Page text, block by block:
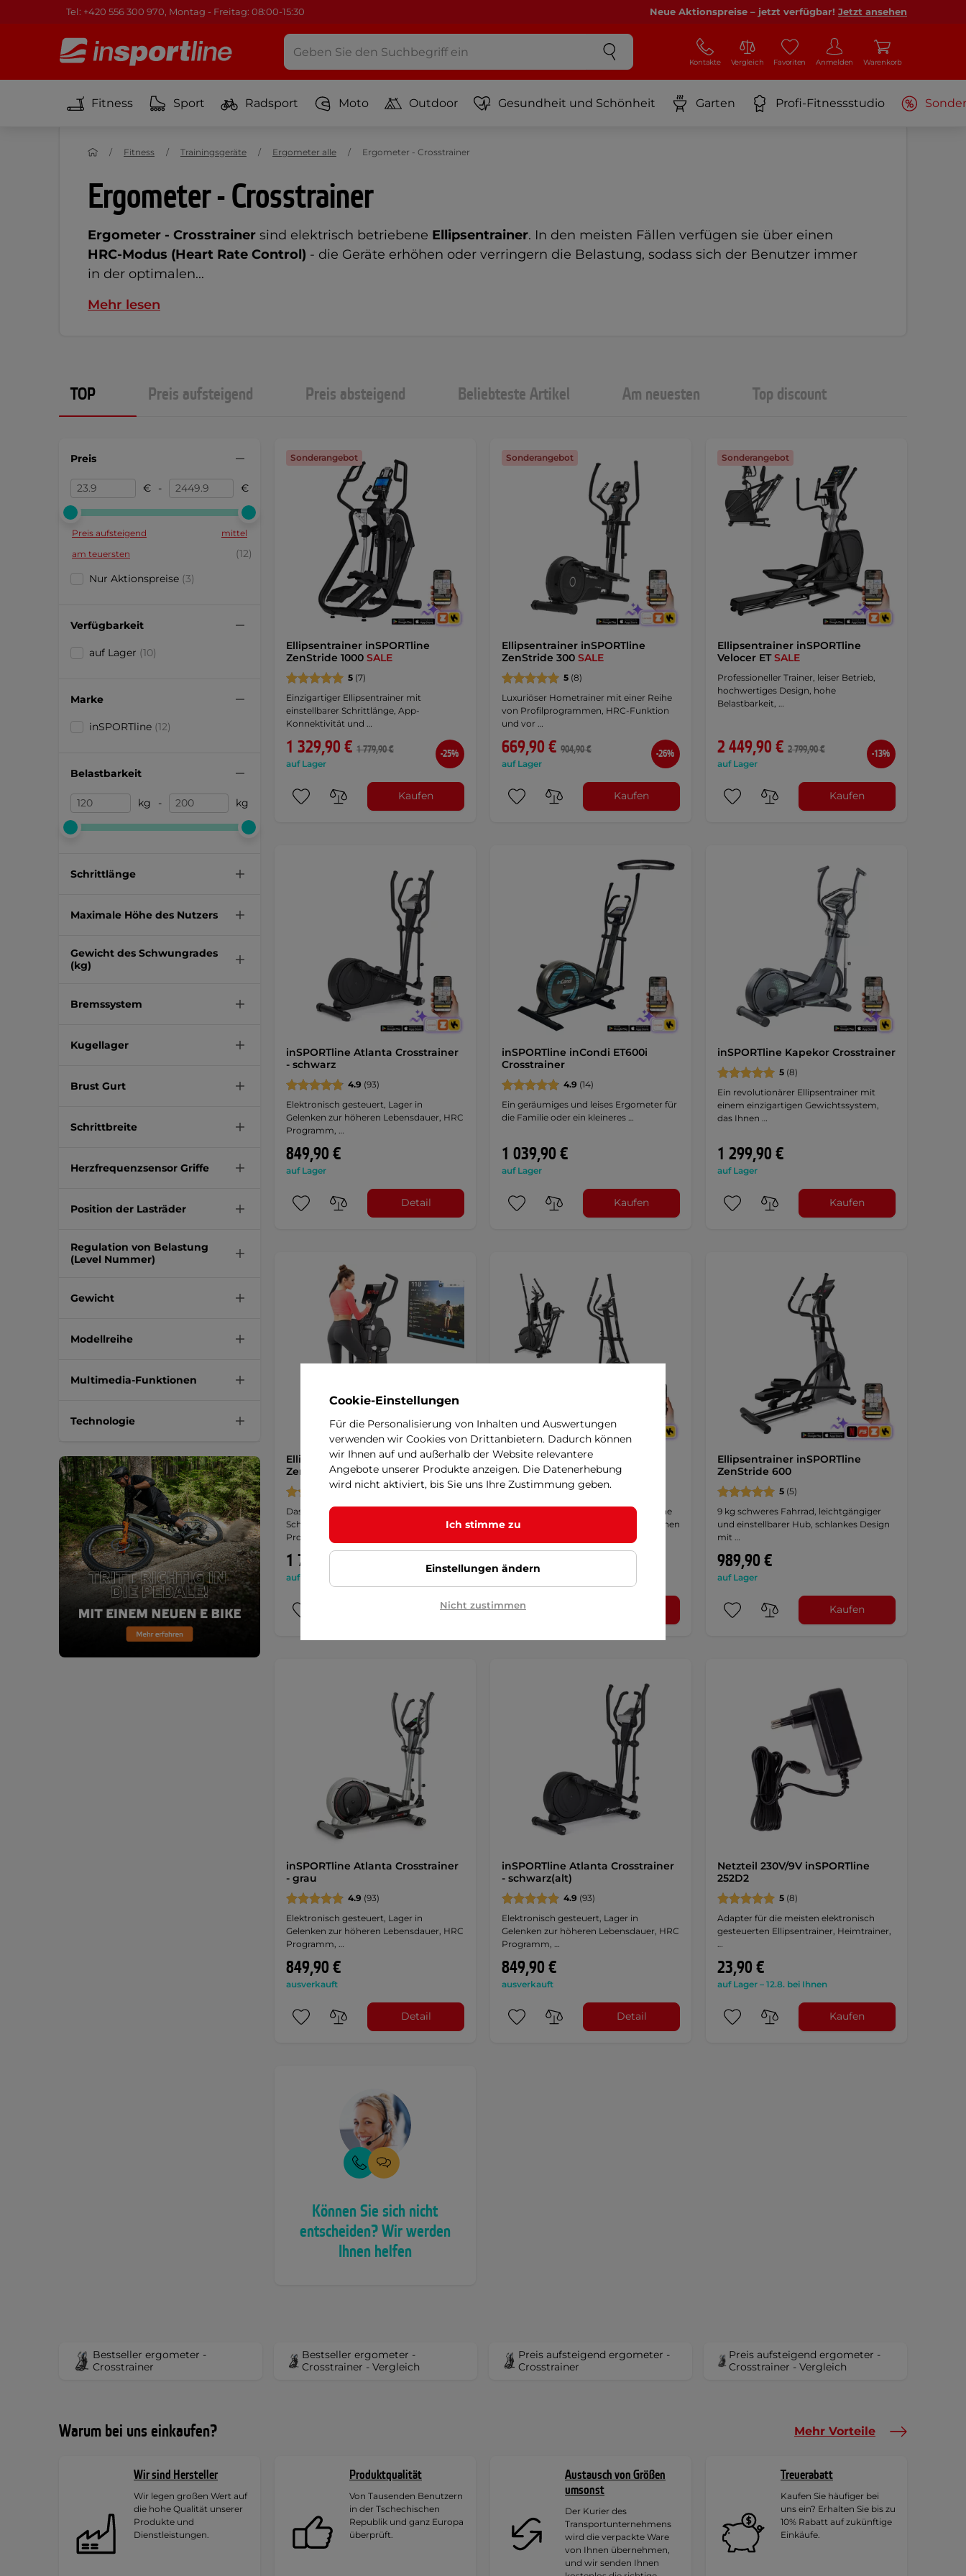
Tel: +420 556 300 970, Montag - Freitag: 08:00-15:30 Neue Aktionspreise – jetzt verfügbar! Jetzt ansehen
Kontakte Vergleich Favoriten Anmelden Warenkorb
Fitness Sport Radsport Moto Outdoor Gesundheit und Schönheit Garten Profi-Fitnessstudio
Ergometer - Crosstrainer
Ergometer - Crosstrainer sind elektrisch betriebene Ellipsentrainer. In den meisten Fällen verfügen sie über einen
HRC-Modus (Heart Rate Control) - die Geräte erhöhen oder verringern die Belastung, sodass sich der Benutzer immer
in der optimalen...
Mehr lesen
Fitness Trainingsgeräte Ergometer alle Ergometer - Crosstrainer
TOP Preis aufsteigend Preis absteigend Beliebteste Artikel Am neuesten Top discount
Preis
€ - €
Preis aufsteigend
mittel
am teuersten
(12)
Nur Aktionspreise (3)
Verfügbarkeit
auf Lager (10)
Marke
inSPORTline (12)
Belastbarkeit
kg - kg
Schrittlänge
Maximale Höhe des Nutzers
Gewicht des Schwungrades
(kg)
Bremssystem
Kugellager
Brust Gurt
Schrittbreite
Herzfrequenzsensor Griffe
Position der Lasträder
Regulation von Belastung
(Level Nummer)
Gewicht
Modellreihe
Multimedia-Funktionen
Technologie
Sonderangebot
Ellipsentrainer inSPORTline
ZenStride 1000 SALE
5 (7)
Einzigartiger Ellipsentrainer mit
einstellbarer Schrittlänge, App-
Konnektivität und …
1 329,90 € 1 779,90 €
auf Lager
-25%
Kaufen
Sonderangebot
Ellipsentrainer inSPORTline
ZenStride 300 SALE
5(8)
Luxuriöser Hometrainer mit einer Reihe
von Profilprogrammen, HRC-Funktion
und vor …
669,90 € 904,90 €
auf Lager
-26%
Kaufen
Sonderangebot
Ellipsentrainer inSPORTline
Velocer ETSALE
Professioneller Trainer, leiser Betrieb,
hochwertiges Design, hohe
Belastbarkeit, …
2 449,90 € 2 799,90 €
auf Lager
-13%
Kaufen
inSPORTline Atlanta Crosstrainer
- schwarz
4.9 (93)
Elektronisch gesteuert, Lager in
Gelenken zur höheren Lebensdauer, HRC
Programm, …
849,90 €
auf Lager
Detail
inSPORTline inCondi ET600i
Crosstrainer
4.9 (14)
Ein geräumiges und leises Ergometer für
die Familie oder ein kleineres …
1 039,90 €
auf Lager
Kaufen
inSPORTline Kapekor Crosstrainer
5(8)
Ein revolutionärer Ellipsentrainer mit
einem einzigartigen Gewichtssystem,
das Ihnen …
1 299,90 €
auf Lager
Kaufen
Ellipsentrainer inSPORTline
ZenStride 1200
4.9(8)
Das robuste Design, die einstellbare
Schrittlänge, die große Auswahl an
Programmen …
1 799,90 €
auf Lager
Ellipsentrainer inSPORTline
ZenStride 200
5(1)
Luxuriöser Hometrainer mit einer Reihe
von Profilprogrammen, HRC-Funktionen
699,90 €
Ellipsentrainer inSPORTline
ZenStride 600
5(5)
9 kg schweres Fahrrad, leichtgängiger
und einstellbarer Hub, schlankes Design
mit …
989,90 €
auf Lager
Kaufen
inSPORTline Atlanta Crosstrainer
- grau
4.9 (93)
Elektronisch gesteuert, Lager in
Gelenken zur höheren Lebensdauer, HRC
Programm, …
849,90 €
ausverkauft
Detail
inSPORTline Atlanta Crosstrainer
- schwarz(alt)
4.9 (93)
Elektronisch gesteuert, Lager in
Gelenken zur höheren Lebensdauer, HRC
Programm, …
849,90 €
ausverkauft
Detail
Netzteil 230V/9V inSPORTline
252D2
5(8)
Adapter für die meisten elektronisch
gesteuerten Ellipsentrainer, Heimtrainer,
23,90 €
auf Lager – 12.8. bei Ihnen
Kaufen
Können Sie sich nicht
entscheiden? Wir werden
Ihnen helfen
Bestseller ergometer -
Crosstrainer
Bestseller ergometer -
Crosstrainer - Vergleich
Preis aufsteigend ergometer -
Crosstrainer
Preis aufsteigend ergometer -
Crosstrainer - Vergleich
Warum bei uns einkaufen? Mehr Vorteile
Wir sind Hersteller
Wir legen großen Wert auf
die hohe Qualität unserer
Produkte und
Dienstleistungen.
Produktqualität
Von Tausenden Benutzern
in der Tschechischen
Republik und ganz Europa
überprüft.
Austausch von Größen
umsonst
Der Kurier des
Transportunternehmens
wird die verpackte Ware
von Ihnen übernehmen,
und wir senden Ihnen
Treuerabatt
Kaufen Sie häufiger bei
uns ein? Erhalten Sie bis zu
10% Rabatt auf zukünftige
Einkäufe.
Cookie-Einstellungen
Für die Personalisierung von Inhalten und Auswertungen
verwenden wir Cookies von Drittanbietern. Dadurch können
wir Ihnen auf und außerhalb der Website relevantere
Angebote unserer Produkte anzeigen. Die Datenerhebung
wird nicht aktiviert, bis Sie uns Ihre Zustimmung geben.
Ich stimme zu
Einstellungen ändern
Nicht zustimmen